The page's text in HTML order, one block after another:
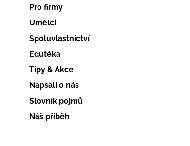
Pro firmy
Umělci
Spoluvlastnictví
Edutéka
Tipy & Akce
Napsali o nás
Slovník pojmů
Náš příběh